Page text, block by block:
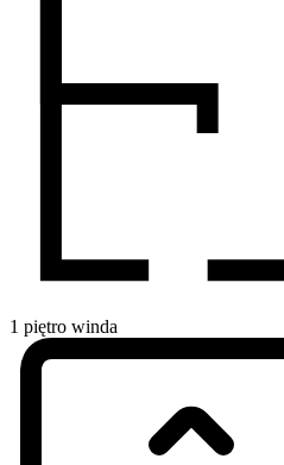
1 piętro winda